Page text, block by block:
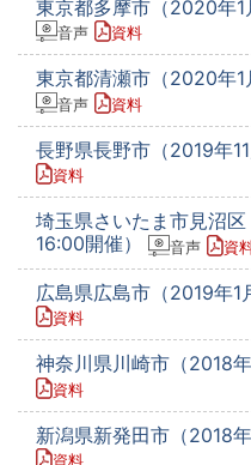
東京都多摩市（2020年1
音声 資料
東京都清瀬市（2020年1
音声 資料
長野県長野市（2019年
資料
埼玉県さいたま市見沼
16:00開催）
音声 資
広島県広島市（2019年1
資料
神奈川県川崎市（2018
資料
新潟県新発田市（2018
資料